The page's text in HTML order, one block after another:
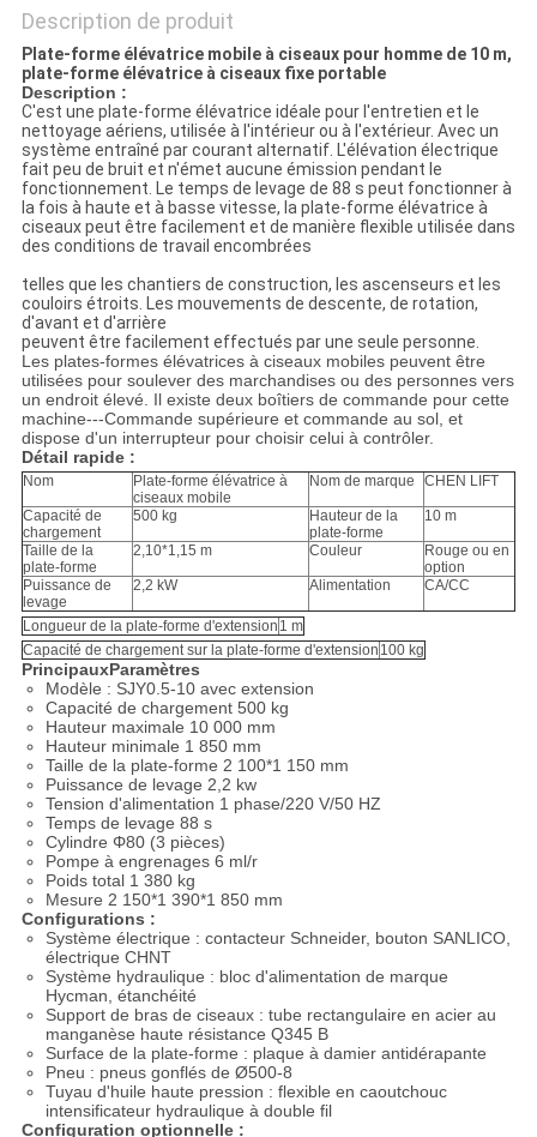
Description de produit
Plate-forme élévatrice mobile à ciseaux pour homme de 10 m,
plate-forme élévatrice à ciseaux fixe portable
Description :
C'est une plate-forme élévatrice idéale pour l'entretien et le
nettoyage aériens, utilisée à l'intérieur ou à l'extérieur. Avec un
système entraîné par courant alternatif. L'élévation électrique
fait peu de bruit et n'émet aucune émission pendant le
fonctionnement. Le temps de levage de 88 s peut fonctionner à
la fois à haute et à basse vitesse, la plate-forme élévatrice à
ciseaux peut être facilement et de manière flexible utilisée dans
des conditions de travail encombrées
telles que les chantiers de construction, les ascenseurs et les
couloirs étroits. Les mouvements de descente, de rotation,
d'avant et d'arrière
peuvent être facilement effectués par une seule personne.
Les plates-formes élévatrices à ciseaux mobiles peuvent être
utilisées pour soulever des marchandises ou des personnes vers
un endroit élevé. Il existe deux boîtiers de commande pour cette
machine---Commande supérieure et commande au sol, et
dispose d'un interrupteur pour choisir celui à contrôler.
Détail rapide :
Nom
Plate-forme élévatrice à
ciseaux mobile
Nom de marque CHEN LIFT
Capacité de
chargement
500 kg
Hauteur de la
plate-forme
10 m
Taille de la
plate-forme
2,10*1,15 m Couleur
Rouge ou en
option
Puissance de
levage
2,2 kW Alimentation CA/CC
Longueur de la plate-forme d'extension 1 m
Capacité de chargement sur la plate-forme d'extension 100 kg
PrincipauxParamètres
Modèle : SJY0.5-10 avec extension
Capacité de chargement 500 kg
Hauteur maximale 10 000 mm
Hauteur minimale 1 850 mm
Taille de la plate-forme 2 100*1 150 mm
Puissance de levage 2,2 kw
Tension d'alimentation 1 phase/220 V/50 HZ
Temps de levage 88 s
Cylindre Φ80 (3 pièces)
Pompe à engrenages 6 ml/r
Poids total 1 380 kg
Mesure 2 150*1 390*1 850 mm
Configurations :
Système électrique : contacteur Schneider, bouton SANLICO,
électrique CHNT
Système hydraulique : bloc d'alimentation de marque
Hycman, étanchéité
Support de bras de ciseaux : tube rectangulaire en acier au
manganèse haute résistance Q345 B
Surface de la plate-forme : plaque à damier antidérapante
Pneu : pneus gonflés de Ø500-8
Tuyau d'huile haute pression : flexible en caoutchouc
intensificateur hydraulique à double fil
Configuration optionnelle :